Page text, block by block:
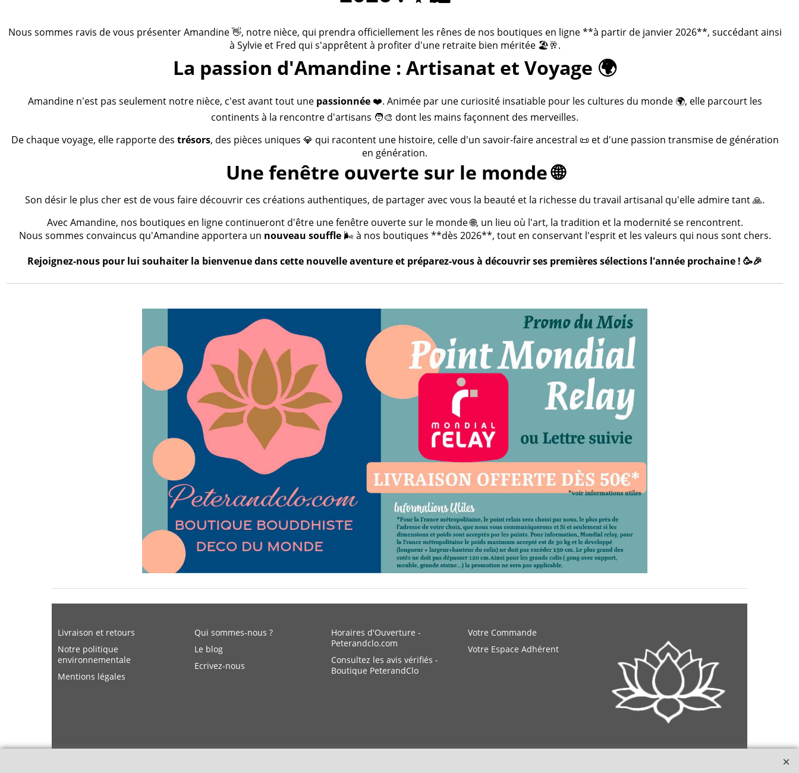
Nous sommes ravis de vous présenter Amandine 👋, notre nièce, qui prendra officiellement les rênes de nos boutiques en ligne **à partir de janvier 2026**, succédant ainsi
à Sylvie et Fred qui s'apprêtent à profiter d'une retraite bien méritée 🏖️🥂.
La passion d'Amandine : Artisanat et Voyage 🌍
Amandine n'est pas seulement notre nièce, c'est avant tout une passionnée❤️. Animée par une curiosité insatiable pour les cultures du monde 🌍, elle parcourt les
continents à la rencontre d'artisans 🧑‍🎨 dont les mains façonnent des merveilles.
De chaque voyage, elle rapporte des trésors, des pièces uniques 💎 qui racontent une histoire, celle d'un savoir-faire ancestral 📜 et d'une passion transmise de génération
en génération.
Une fenêtre ouverte sur le monde 🌐
Son désir le plus cher est de vous faire découvrir ces créations authentiques, de partager avec vous la beauté et la richesse du travail artisanal qu'elle admire tant 🙏.
Avec Amandine, nos boutiques en ligne continueront d'être une fenêtre ouverte sur le monde 🌐, un lieu où l'art, la tradition et la modernité se rencontrent.
Nous sommes convaincus qu'Amandine apportera un nouveau souffle🌬️ à nos boutiques **dès 2026**, tout en conservant l'esprit et les valeurs qui nous sont chers.
Rejoignez-nous pour lui souhaiter la bienvenue dans cette nouvelle aventure et préparez-vous à découvrir ses premières sélections l'année prochaine ! 🥳🎉
Livraison et retours
Notre politique
environnementale
Mentions légales
Qui sommes-nous ?
Le blog
Ecrivez-nous
Horaires d'Ouverture -
Peterandclo.com
Consultez les avis vérifiés -
Boutique PeterandClo
Votre Commande
Votre Espace Adhérent